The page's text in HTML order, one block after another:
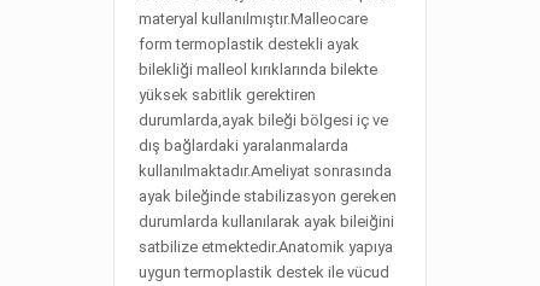
materyal kullanılmıştır.Malleocare
form termoplastik destekli ayak
bilekliği malleol kırıklarında bilekte
yüksek sabitlik gerektiren
durumlarda,ayak bileği bölgesi iç ve
dış bağlardaki yaralanmalarda
kullanılmaktadır.Ameliyat sonrasında
ayak bileğinde stabilizasyon gereken
durumlarda kullanılarak ayak bileiğini
satbilize etmektedir.Anatomik yapıya
uygun termoplastik destek ile vücud